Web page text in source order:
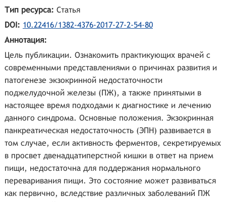
Тип ресурса: Статья
DOI: 10.22416/1382-4376-2017-27-2-54-80
Аннотация:
Цель публикации. Ознакомить практикующих врачей с
современными представлениями о причинах развития и
патогенезе экзокринной недостаточности
поджелудочной железы (ПЖ), а также принятыми в
настоящее время подходами к диагностике и лечению
данного синдрома. Основные положения. Экзокринная
панкреатическая недостаточность (ЭПН) развивается в
том случае, если активность ферментов, секретируемых
в просвет двенадцатиперстной кишки в ответ на прием
пищи, недостаточна для поддержания нормального
переваривания пищи. Это состояние может развиваться
как первично, вследствие различных заболеваний ПЖ